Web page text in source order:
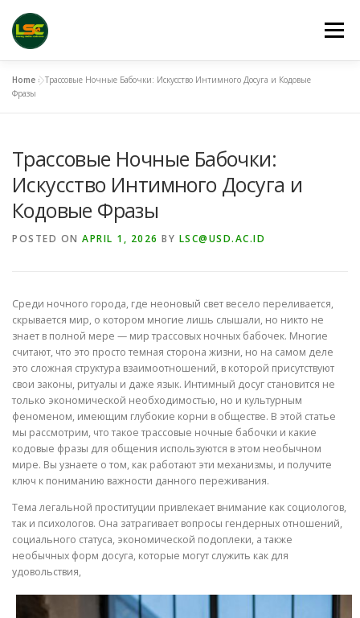
content
Menu
HOME
ACCEPTED ABSTRACTS VENUES
PUBLICATION CHANNELS
Home »Трассовые Ночные Бабочки: Искусство Интимного Досуга и Кодовые
Фразы
Трассовые Ночные Бабочки:
Искусство Интимного Досуга и
Кодовые Фразы
POSTED ON APRIL 1, 2026 BY LSC@USD.AC.ID
Среди ночного города, где неоновый свет весело переливается,
скрывается мир, о котором многие лишь слышали, но никто не
знает в полной мере — мир трассовых ночных бабочек. Многие
считают, что это просто темная сторона жизни, но на самом деле
это сложная структура взаимоотношений, в которой присутствуют
свои законы, ритуалы и даже язык. Интимный досуг становится не
только экономической необходимостью, но и культурным
феноменом, имеющим глубокие корни в обществе. В этой статье
мы рассмотрим, что такое трассовые ночные бабочки и какие
кодовые фразы для общения используются в этом необычном
мире. Вы узнаете о том, как работают эти механизмы, и получите
ключ к пониманию важности данного переживания.
Тема легальной проституции привлекает внимание как социологов,
так и психологов. Она затрагивает вопросы гендерных отношений,
социального статуса, экономической подоплеки, а также
необычных форм досуга, которые могут служить как для
удовольствия,